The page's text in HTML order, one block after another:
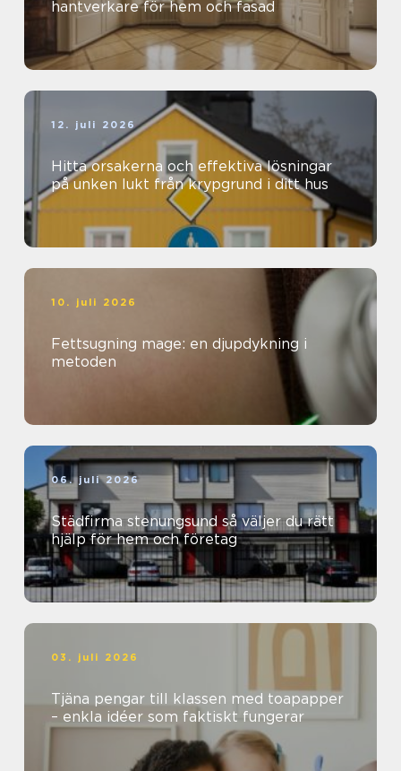
hantverkare för hem och fasad
12. juli 2026
Hitta orsakerna och effektiva lösningar
på unken lukt från krypgrund i ditt hus
10. juli 2026
Fettsugning mage: en djupdykning i
metoden
06. juli 2026
Städfirma stenungsund så väljer du rätt
hjälp för hem och företag
03. juli 2026
Tjäna pengar till klassen med toapapper
– enkla idéer som faktiskt fungerar